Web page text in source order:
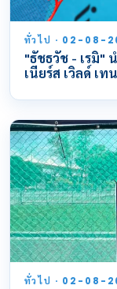
ทั่วไป · 02-08-
"ธัชธวัช - เรมิ"
เนียร์ส เวิลด์ เท
ทั่วไป · 02-08-